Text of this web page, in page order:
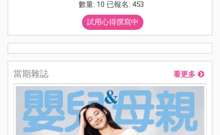
數量: 10 已報名: 453
試用心得撰寫中
當期雜誌 看更多